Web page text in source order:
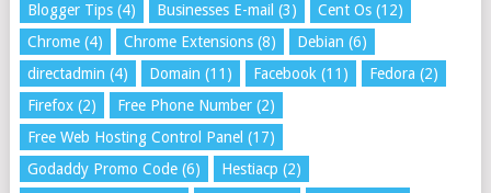
Blogger Tips(4) Businesses E-mail (3) Cent Os(12)
Chrome(4) Chrome Extensions(8) Debian (6)
directadmin (4) Domain (11) Facebook(11) Fedora (2)
Firefox(2) Free Phone Number(2)
Free Web Hosting Control Panel (17)
Godaddy Promo Code(6) Hestiacp (2)